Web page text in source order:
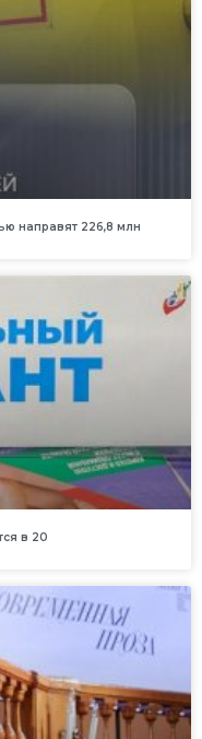
направят 226,8 млн
в 20